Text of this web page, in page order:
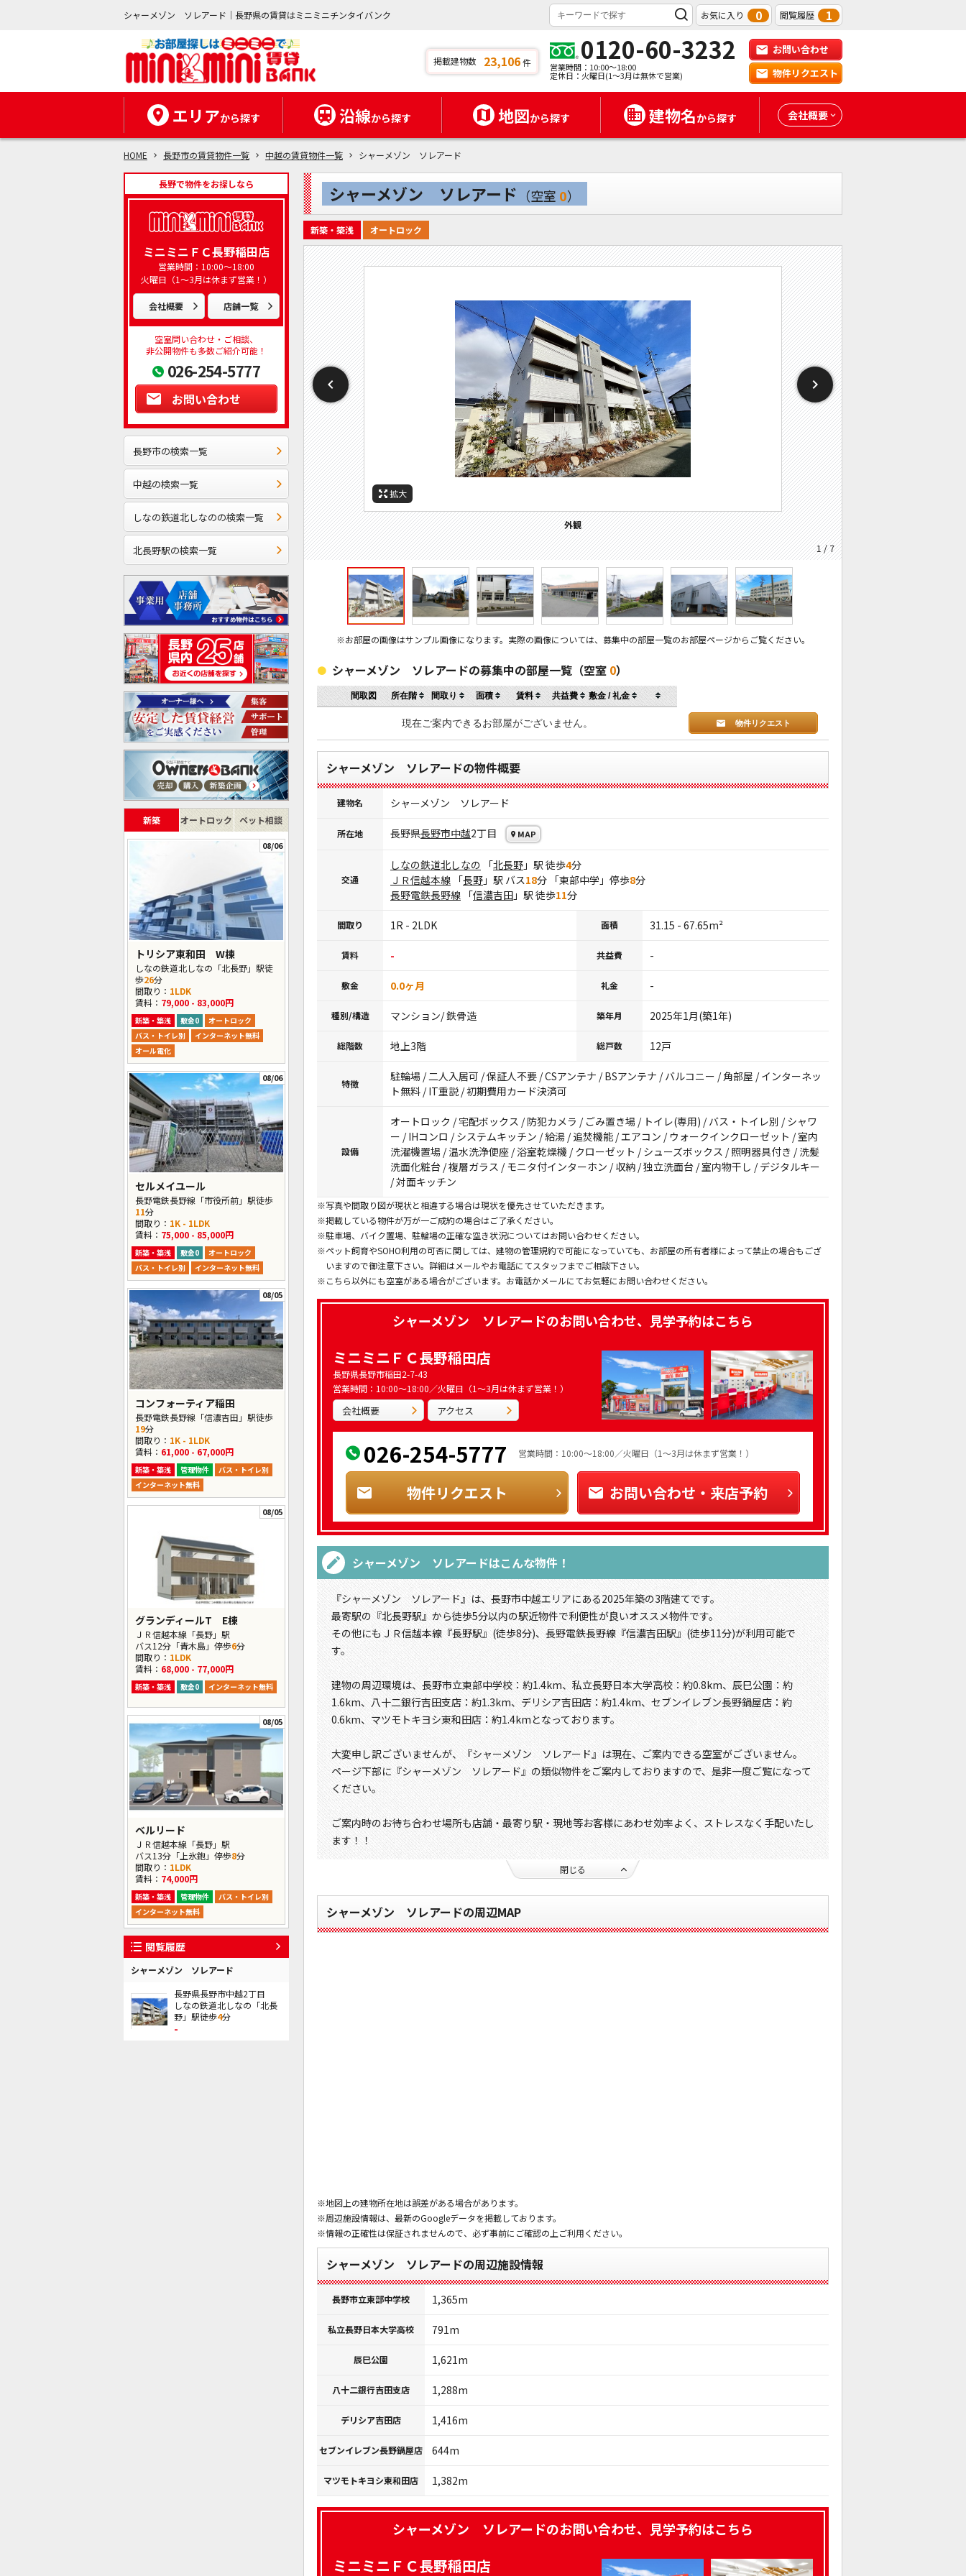
シャーメゾン ソレアード｜長野県の賃貸はミニミニチンタイバンク お気に入り 0 閲覧履歴 1
掲載建物数 23,106件 0120-60-3232
営業時間：10:00～18:00
定休日：火曜日(1～3月は無休で営業)
お問い合わせ
物件リクエスト
エリアから探す 沿線から探す 地図から探す 建物名から探す 会社概要
HOME 長野市の賃貸物件一覧 中越の賃貸物件一覧 シャーメゾン ソレアード
長野で物件をお探しなら
ミニミニＦＣ長野稲田店
営業時間：10:00～18:00
火曜日（1～3月は休まず営業！）
会社概要 店舗一覧
空室問い合わせ・ご相談、
非公開物件も多数ご紹介可能！
026-254-5777
お問い合わせ
長野市の検索一覧
中越の検索一覧
しなの鉄道北しなのの検索一覧
北長野駅の検索一覧
新築 オートロック ペット相談
08/06
トリシア東和田 W棟
しなの鉄道北しなの「北長野」駅徒
歩26分
間取り： 1LDK
賃料： 79,000 - 83,000円
新築・築浅 敷金0
オートロック
バス・トイレ別
インターネット無料
オール電化
08/06
セルメイユール
長野電鉄長野線「市役所前」駅徒歩
11分
間取り： 1K - 1LDK
賃料： 75,000 - 85,000円
新築・築浅 敷金0
オートロック
バス・トイレ別
インターネット無料
08/05
コンフォーティア稲田
長野電鉄長野線「信濃吉田」駅徒歩
19分
間取り： 1K - 1LDK
賃料： 61,000 - 67,000円
新築・築浅 管理物件
バス・トイレ別
インターネット無料
08/05
グランディールT E棟
ＪＲ信越本線「長野」駅
バス12分「青木島」停歩6分
間取り： 1LDK
賃料： 68,000 - 77,000円
新築・築浅 敷金0 インターネット無料
08/05
ベルリード
ＪＲ信越本線「長野」駅
バス13分「上氷鉋」停歩8分
間取り： 1LDK
賃料： 74,000円
新築・築浅 管理物件
バス・トイレ別
インターネット無料
閲覧履歴
シャーメゾン ソレアード
長野県長野市中越2丁目
しなの鉄道北しなの「北長
野」駅徒歩4分
-
シャーメゾン ソレアード （空室 0）
新築・築浅 オートロック
拡大
外観
1 / 7
拡大
周辺施設：ドラックストア
拡大
周辺施設：コンビニ
拡大
周辺施設：スーパー
拡大
周辺施設：銀行
拡大
周辺施設：公園
拡大
周辺施設：高校・高専
※お部屋の画像はサンプル画像になります。実際の画像については、募集中の部屋一覧のお部屋ページからご覧ください。
シャーメゾン ソレアードの募集中の部屋一覧（空室 0）
間取図 所在階 間取り 面積 賃料 共益費 敷金 / 礼金
現在ご案内できるお部屋がございません。 物件リクエスト
シャーメゾン ソレアードの物件概要
建物名 シャーメゾン ソレアード
所在地 長野県長野市中越2丁目 MAP
交通
しなの鉄道北しなの 「北長野 」駅 徒歩4分
ＪＲ信越本線 「長野 」駅 バス18分 「東部中学」停歩8分
長野電鉄長野線 「信濃吉田 」駅 徒歩11分
間取り 1R - 2LDK 面積 31.15 - 67.65m²
賃料 - 共益費 -
敷金 0.0ヶ月 礼金 -
種別/構造 マンション/ 鉄骨造 築年月 2025年1月(築1年)
総階数 地上3階 総戸数 12戸
特徴
駐輪場 / 二人入居可 / 保証人不要 / CSアンテナ / BSアンテナ / バルコニー / 角部屋 / インターネッ
ト無料 / IT重説 / 初期費用カード決済可
設備
オートロック / 宅配ボックス / 防犯カメラ / ごみ置き場 / トイレ(専用) / バス・トイレ別 / シャワ
ー / IHコンロ / システムキッチン / 給湯 / 追焚機能 / エアコン / ウォークインクローゼット / 室内
洗濯機置場 / 温水洗浄便座 / 浴室乾燥機 / クローゼット / シューズボックス / 照明器具付き / 洗髪
洗面化粧台 / 複層ガラス / モニタ付インターホン / 収納 / 独立洗面台 / 室内物干し / デジタルキー
/ 対面キッチン
※写真や間取り図が現状と相違する場合は現状を優先させていただきます。
※掲載している物件が万が一ご成約の場合はご了承ください。
※駐車場、バイク置場、駐輪場の正確な空き状況についてはお問い合わせください。
※ペット飼育やSOHO利用の可否に関しては、建物の管理規約で可能になっていても、お部屋の所有者様によって禁止の場合もござ
いますので御注意下さい。詳細はメールやお電話にてスタッフまでご相談下さい。
※こちら以外にも空室がある場合がございます。お電話かメールにてお気軽にお問い合わせください。
シャーメゾン ソレアードのお問い合わせ、見学予約はこちら
ミニミニＦＣ長野稲田店
長野県長野市稲田2-7-43
営業時間：10:00～18:00／火曜日（1～3月は休まず営業！）
会社概要 アクセス
026-254-5777 営業時間：10:00～18:00／火曜日（1～3月は休まず営業！）
物件リクエスト お問い合わせ・来店予約
シャーメゾン ソレアードはこんな物件！
『シャーメゾン ソレアード』は、長野市中越エリアにある2025年築の3階建てです。
最寄駅の『北長野駅』から徒歩5分以内の駅近物件で利便性が良いオススメ物件です。
その他にもＪＲ信越本線『長野駅』(徒歩8分)、長野電鉄長野線『信濃吉田駅』(徒歩11分)が利用可能で
す。
建物の周辺環境は、長野市立東部中学校：約1.4km、私立長野日本大学高校：約0.8km、辰巳公園：約
1.6km、八十二銀行吉田支店：約1.3km、デリシア吉田店：約1.4km、セブンイレブン長野鍋屋店：約
0.6km、マツモトキヨシ東和田店：約1.4kmとなっております。
大変申し訳ございませんが、『シャーメゾン ソレアード』は現在、ご案内できる空室がございません。
ページ下部に『シャーメゾン ソレアード』の類似物件をご案内しておりますので、是非一度ご覧になって
ください。
ご案内時のお待ち合わせ場所も店舗・最寄り駅・現地等お客様にあわせ効率よく、ストレスなく手配いたし
ます！！
閉じる
シャーメゾン ソレアードの周辺MAP
※地図上の建物所在地は誤差がある場合があります。
※周辺施設情報は、最新のGoogleデータを掲載しております。
※情報の正確性は保証されませんので、必ず事前にご確認の上ご利用ください。
シャーメゾン ソレアードの周辺施設情報
長野市立東部中学校 1,365m
私立長野日本大学高校 791m
辰巳公園 1,621m
八十二銀行吉田支店 1,288m
デリシア吉田店 1,416m
セブンイレブン長野鍋屋店 644m
マツモトキヨシ東和田店 1,382m
シャーメゾン ソレアードのお問い合わせ、見学予約はこちら
ミニミニＦＣ長野稲田店